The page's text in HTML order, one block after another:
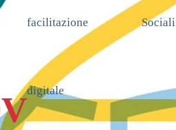
#PEP Polo
Educativo
facilitazione
digitale
Sociali